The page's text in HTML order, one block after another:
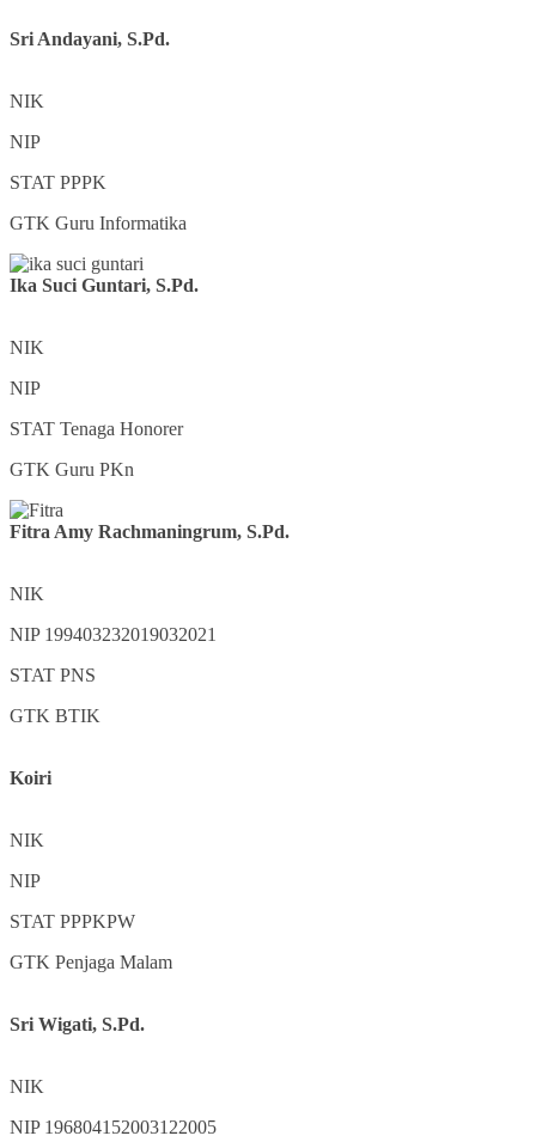
Sri Andayani, S.Pd.
NIK
NIP
STAT PPPK
GTK Guru Informatika
Ika Suci Guntari, S.Pd.
NIK
NIP
STAT Tenaga Honorer
GTK Guru PKn
Fitra Amy Rachmaningrum, S.Pd.
NIK
NIP 199403232019032021
STAT PNS
GTK BTIK
Koiri
NIK
NIP
STAT PPPKPW
GTK Penjaga Malam
Sri Wigati, S.Pd.
NIK
NIP 196804152003122005